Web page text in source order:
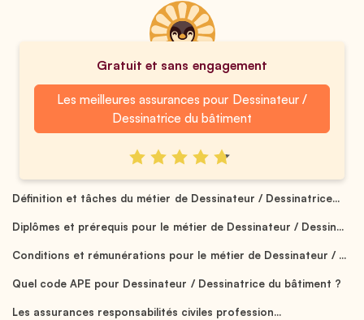
Gratuit et sans engagement
Les meilleures assurances pour Dessinateur /
Dessinatrice du bâtiment
Définition et tâches du métier de Dessinateur / Dessinatrice...
Diplômes et prérequis pour le métier de Dessinateur / Dessin...
Conditions et rémunérations pour le métier de Dessinateur / ...
Quel code APE pour Dessinateur / Dessinatrice du bâtiment ?
Les assurances responsabilités civiles profession...